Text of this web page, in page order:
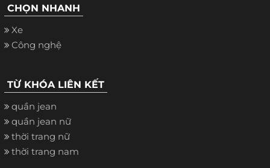
CHỌN NHANH
Xe
Công nghệ
TỪ KHÓA LIÊN KẾT
quần jean
quần jean nữ
thời trang nữ
thời trang nam